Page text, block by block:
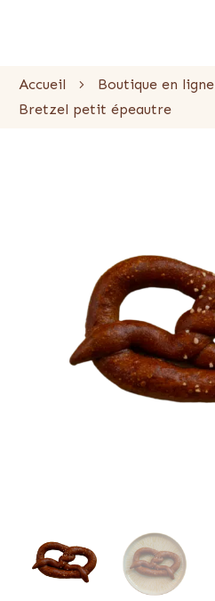
Accueil Boutique en ligne
Bretzel petit épeautre